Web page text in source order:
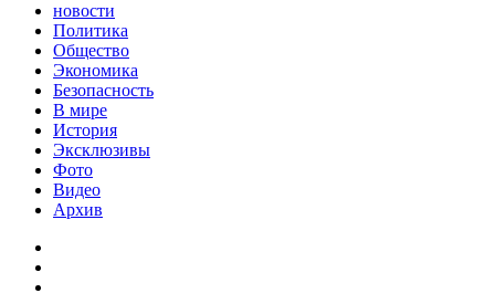
новости
Политика
Общество
Экономика
Безопасность
В мире
История
Эксклюзивы
Фото
Видео
Архив